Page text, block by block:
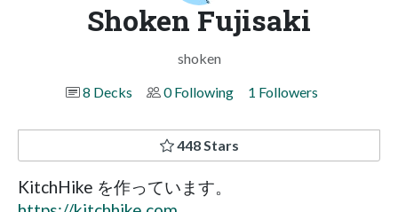
Shoken Fujisaki
shoken
8 Decks
0 Following 1 Followers
448 Stars
KitchHike を作っています。